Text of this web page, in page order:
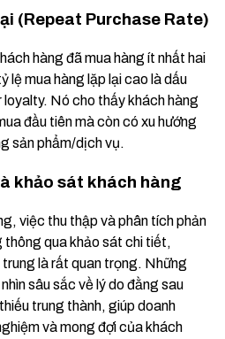
(Repeat Purchase Rate)
hàng đã mua hàng ít nhất hai
lệ mua hàng lặp lại cao là dấu
Nó cho thấy khách hàng
đầu tiên mà còn có xu hướng
sản phẩm/dịch vụ.
khảo sát khách hàng
việc thu thập và phân tích phản
thông qua khảo sát chi tiết,
là rất quan trọng. Những
sâu sắc về lý do đằng sau
trung thành, giúp doanh
và mong đợi của khách